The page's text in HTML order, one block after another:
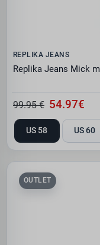
REPLIKA JEANS
Replika Jeans Mick
99.95 € 54.97€
US 58 US 60
OUTLET